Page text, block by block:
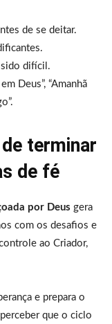
de se deitar.
sido difícil.
Deus”, “Amanhã
terminar
de fé
por Deus gera
com os desafios e
ao Criador,
e prepara o
que o ciclo